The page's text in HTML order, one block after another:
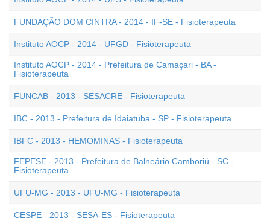
FUNDAÇÃO DOM CINTRA - 2014 - IF-SE - Fisioterapeuta
Instituto AOCP - 2014 - UFGD - Fisioterapeuta
Instituto AOCP - 2014 - Prefeitura de Camaçari - BA -
Fisioterapeuta
FUNCAB - 2013 - SESACRE - Fisioterapeuta
IBC - 2013 - Prefeitura de Idaiatuba - SP - Fisioterapeuta
IBFC - 2013 - HEMOMINAS - Fisioterapeuta
FEPESE - 2013 - Prefeitura de Balneário Camboriú - SC -
Fisioterapeuta
UFU-MG - 2013 - UFU-MG - Fisioterapeuta
CESPE - 2013 - SESA-ES - Fisioterapeuta